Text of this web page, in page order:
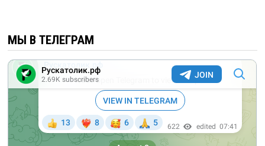
МЫ В ТЕЛЕГРАМ